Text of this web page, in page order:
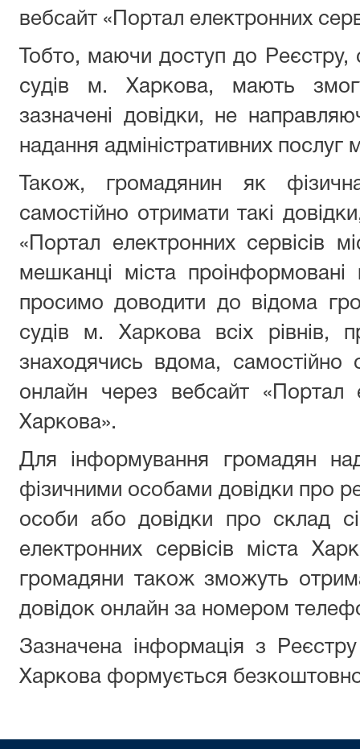
вебсайт «Портал електронних
Тобто, маючи доступ до Реєстру,
судів м. Харкова, мають
зазначені довідки, не
надання адміністративних
Також, громадянин як
самостійно отримати такі
«Портал електронних сервісів
мешканці міста
просимо доводити до відома
судів м. Харкова всіх
знаходячись вдома, самостійно
онлайн через вебсайт «Портал
Харкова».
Для інформування громадян
фізичними особами довідки про
особи або довідки про склад
електронних сервісів міста
громадяни також зможуть
довідок онлайн за номером
Зазначена інформація з
Харкова формується